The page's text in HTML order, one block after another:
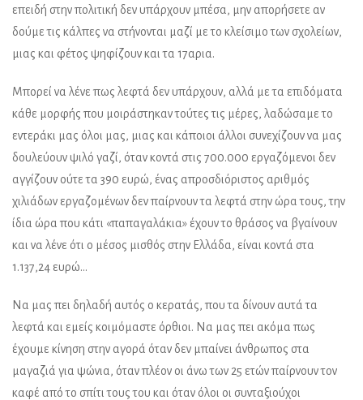
επειδή στην πολιτική δεν υπάρχουν μπέσα, μην απορήσετε αν
δούμε τις κάλπες να στήνονται μαζί με το κλείσιμο των σχολείων,
μιας και φέτος ψηφίζουν και τα 17αρια.
Μπορεί να λένε πως λεφτά δεν υπάρχουν, αλλά με τα επιδόματα
κάθε μορφής που μοιράστηκαν τούτες τις μέρες, λαδώσαμε το
εντεράκι μας όλοι μας, μιας και κάποιοι άλλοι συνεχίζουν να μας
δουλεύουν ψιλό γαζί, όταν κοντά στις 700.000 εργαζόμενοι δεν
αγγίζουν ούτε τα 390 ευρώ, ένας απροσδιόριστος αριθμός
χιλιάδων εργαζομένων δεν παίρνουν τα λεφτά στην ώρα τους, την
ίδια ώρα που κάτι «παπαγαλάκια» έχουν το θράσος να βγαίνουν
και να λένε ότι ο μέσος μισθός στην Ελλάδα, είναι κοντά στα
1.137,24 ευρώ…
Να μας πει δηλαδή αυτός ο κερατάς, που τα δίνουν αυτά τα
λεφτά και εμείς κοιμόμαστε όρθιοι. Να μας πει ακόμα πως
έχουμε κίνηση στην αγορά όταν δεν μπαίνει άνθρωπος στα
μαγαζιά για ψώνια, όταν πλέον οι άνω των 25 ετών παίρνουν τον
καφέ από το σπίτι τους του και όταν όλοι οι συνταξιούχοι